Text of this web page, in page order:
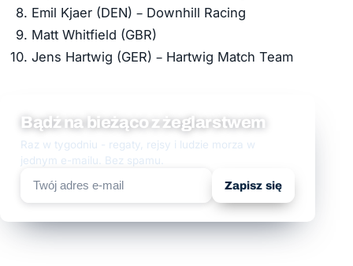
Emil Kjaer (DEN) – Downhill Racing
Matt Whitfield (GBR)
Jens Hartwig (GER) – Hartwig Match Team
Bądź na bieżąco z żeglarstwem
Raz w tygodniu - regaty, rejsy i ludzie morza w
jednym e-mailu. Bez spamu.
Zapisz się